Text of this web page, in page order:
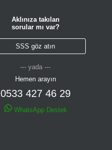
Aklınıza takılan
sorular mı var?
SSS göz atın
--- yada ---
Hemen arayın
0533 427 46 29
WhatsApp Destek